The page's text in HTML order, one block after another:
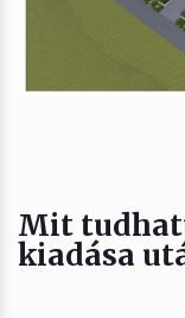
Mit
kiadása